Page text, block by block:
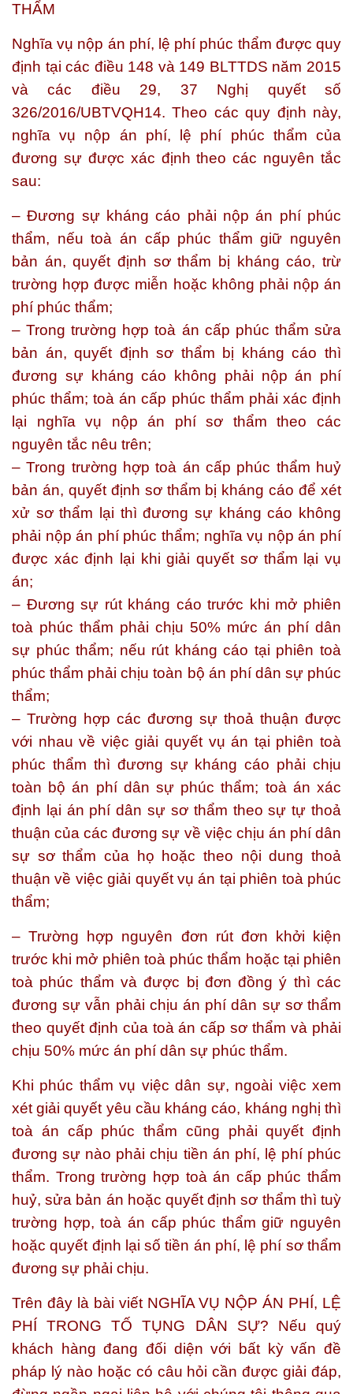
THẨM
Nghĩa vụ nộp án phí, lệ phí phúc thẩm được quy
định tại các điều 148 và 149 BLTTDS năm 2015
và các điều 29, 37 Nghị quyết số
326/2016/UBTVQH14. Theo các quy định này,
nghĩa vụ nộp án phí, lệ phí phúc thẩm của
đương sự được xác định theo các nguyên tắc
sau:
– Đương sự kháng cáo phải nộp án phí phúc
thẩm, nếu toà án cấp phúc thẩm giữ nguyên
bản án, quyết định sơ thẩm bị kháng cáo, trừ
trường hợp được miễn hoặc không phải nộp án
phí phúc thẩm;
– Trong trường hợp toà án cấp phúc thẩm sửa
bản án, quyết định sơ thẩm bị kháng cáo thì
đương sự kháng cáo không phải nộp án phí
phúc thẩm; toà án cấp phúc thẩm phải xác định
lại nghĩa vụ nộp án phí sơ thẩm theo các
nguyên tắc nêu trên;
– Trong trường hợp toà án cấp phúc thẩm huỷ
bản án, quyết định sơ thẩm bị kháng cáo để xét
xử sơ thẩm lại thì đương sự kháng cáo không
phải nộp án phí phúc thẩm; nghĩa vụ nộp án phí
được xác định lại khi giải quyết sơ thẩm lại vụ
án;
– Đương sự rút kháng cáo trước khi mở phiên
toà phúc thẩm phải chịu 50% mức án phí dân
sự phúc thẩm; nếu rút kháng cáo tại phiên toà
phúc thẩm phải chịu toàn bộ án phí dân sự phúc
thẩm;
– Trường hợp các đương sự thoả thuận được
với nhau về việc giải quyết vụ án tại phiên toà
phúc thẩm thì đương sự kháng cáo phải chịu
toàn bộ án phí dân sự phúc thẩm; toà án xác
định lại án phí dân sự sơ thẩm theo sự tự thoả
thuận của các đương sự về việc chịu án phí dân
sự sơ thẩm của họ hoặc theo nội dung thoả
thuận về việc giải quyết vụ án tại phiên toà phúc
thẩm;
– Trường hợp nguyên đơn rút đơn khởi kiện
trước khi mở phiên toà phúc thẩm hoặc tại phiên
toà phúc thẩm và được bị đơn đồng ý thì các
đương sự vẫn phải chịu án phí dân sự sơ thẩm
theo quyết định của toà án cấp sơ thẩm và phải
chịu 50% mức án phí dân sự phúc thẩm.
Khi phúc thẩm vụ việc dân sự, ngoài việc xem
xét giải quyết yêu cầu kháng cáo, kháng nghị thì
toà án cấp phúc thẩm cũng phải quyết định
đương sự nào phải chịu tiền án phí, lệ phí phúc
thẩm. Trong trường hợp toà án cấp phúc thẩm
huỷ, sửa bản án hoặc quyết định sơ thẩm thì tuỳ
trường hợp, toà án cấp phúc thẩm giữ nguyên
hoặc quyết định lại số tiền án phí, lệ phí sơ thẩm
đương sự phải chịu.
Trên đây là bài viếtNGHĨA VỤ NỘP ÁN PHÍ, LỆ
PHÍ TRONG TỐ TỤNG DÂN SỰ? Nếu quý
khách hàng đang đối diện với bất kỳ vấn đề
pháp lý nào hoặc có câu hỏi cần được giải đáp,